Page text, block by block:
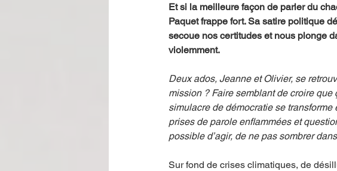
Et si la meilleure façon de parler du
Paquet frappe fort. Sa satire politique
secoue nos certitudes et nous plonge
violemment.
Deux ados, Jeanne et Olivier, se
mission ? Faire semblant de croire
simulacre de démocratie se
prises de parole enflammées et
possible d’agir, de ne pas sombrer
Sur fond de crises climatiques, de